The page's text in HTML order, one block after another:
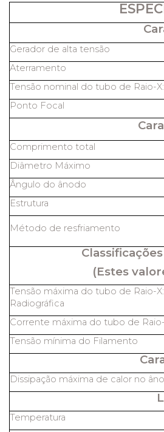
Gerador de alta tensão
Aterramento
Tensão nominal do tubo de Raio-X:
Ponto Focal
Comprimento total
Diâmetro Máximo
Ângulo do ânodo
Estrutura
Método de resfriamento
(Estes
Tensão máxima do tubo de Raio-X:
Radiográfica
Corrente máxima do tubo de
Tensão mínima do Filamento
Dissipação máxima de calor no
Temperatura